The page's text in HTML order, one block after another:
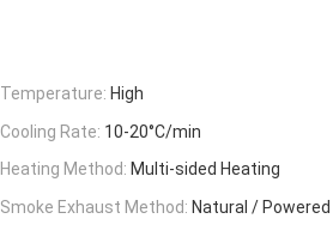
Temperature: High
Cooling Rate: 10-20°C/min
Heating Method: Multi-sided Heating
Smoke Exhaust Method: Natural /